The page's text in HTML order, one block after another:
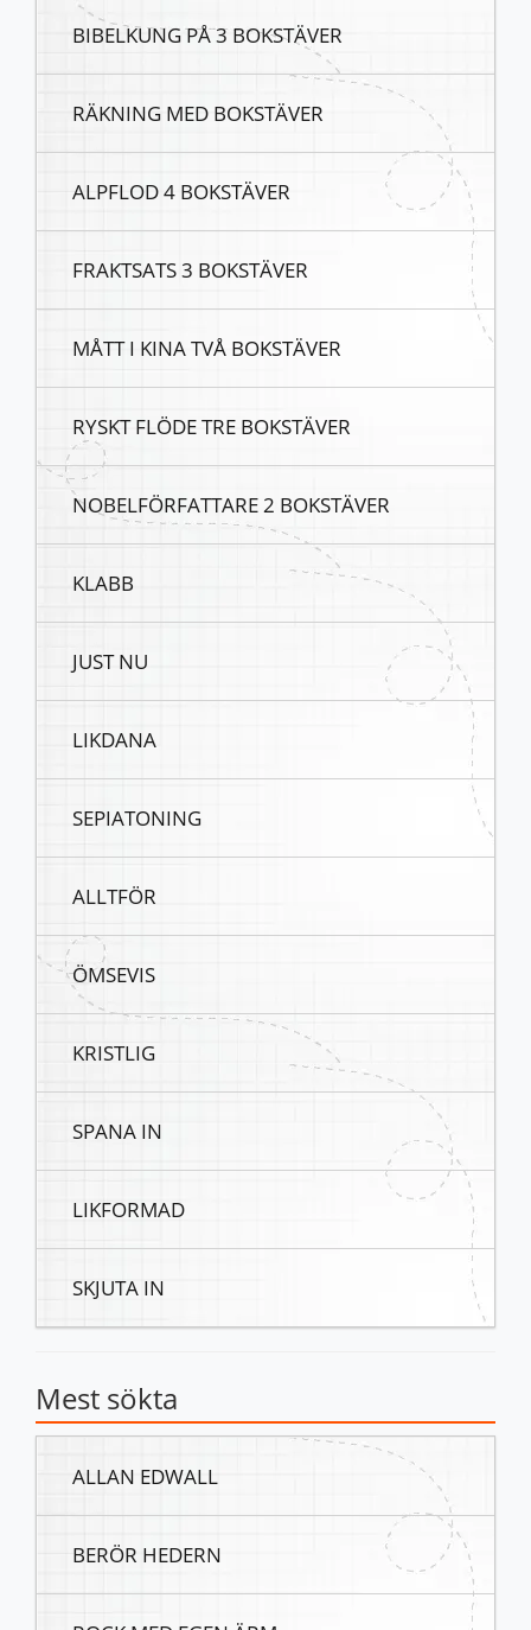
BIBELKUNG PÅ 3 BOKSTÄVER
RÄKNING MED BOKSTÄVER
ALPFLOD 4 BOKSTÄVER
FRAKTSATS 3 BOKSTÄVER
MÅTT I KINA TVÅ BOKSTÄVER
RYSKT FLÖDE TRE BOKSTÄVER
NOBELFÖRFATTARE 2 BOKSTÄVER
KLABB
JUST NU
LIKDANA
SEPIATONING
ALLTFÖR
ÖMSEVIS
KRISTLIG
SPANA IN
LIKFORMAD
SKJUTA IN
Mest sökta
ALLAN EDWALL
BERÖR HEDERN